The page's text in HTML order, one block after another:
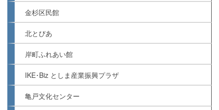
金杉区民館
北とぴあ
岸町ふれあい館
IKE･Biz としま産業振興プラザ
亀戸文化センター